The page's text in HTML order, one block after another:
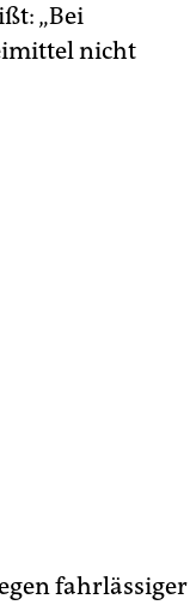
„Bei
nicht
fahrlässiger